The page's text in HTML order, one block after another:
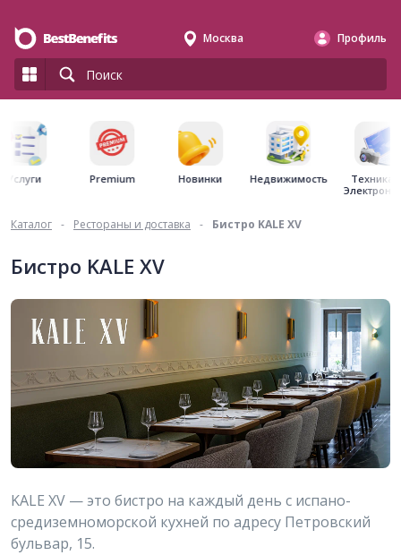
Москва Профиль
Услуги Premium Новинки Недвижимость
Техника
Каталог - Рестораны и доставка - Бистро KALE XV
Бистро KALE XV
KALE XV — это бистро на каждый день с испано-
средиземноморской кухней по адресу Петровский
бульвар, 15.